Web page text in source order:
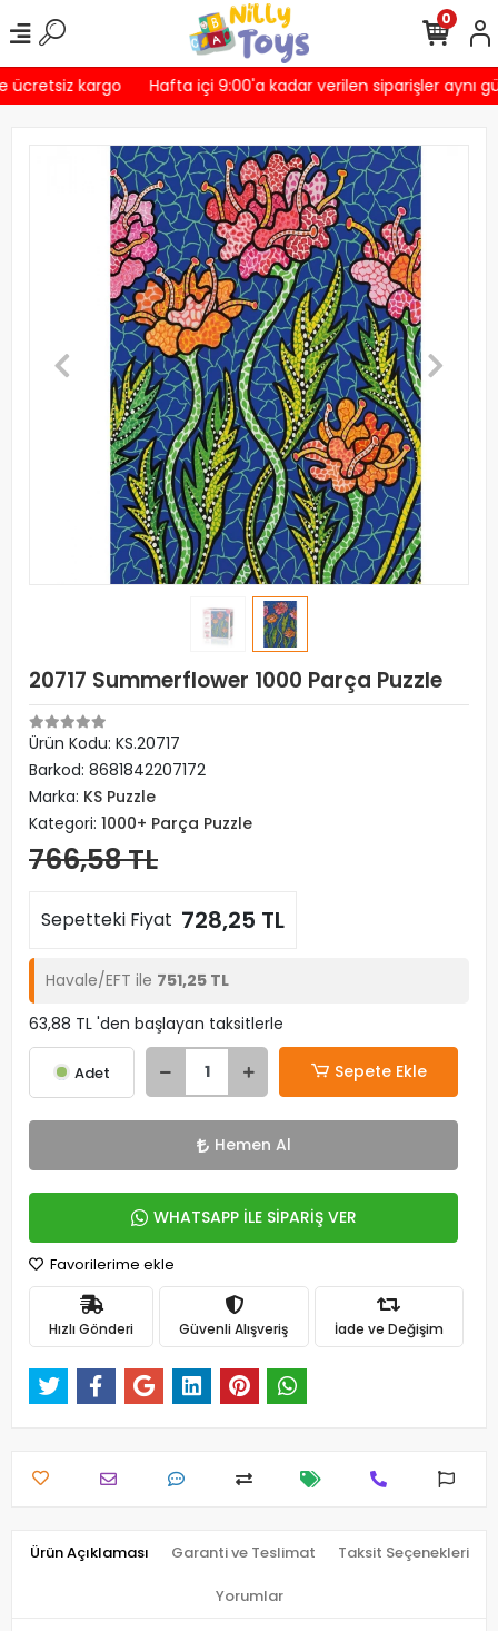
ücretsiz kargo Hafta içi 9:00'a kadar verilen siparişler aynı
0
20717 Summerflower 1000 Parça Puzzle
Ürün Kodu: KS.20717
Barkod: 8681842207172
Marka: KS Puzzle
Kategori: 1000+ Parça Puzzle
766,58 TL
Sepetteki Fiyat 728,25 TL
Havale/EFT ile 751,25 TL
63,88 TL 'den başlayan taksitlerle
Adet Sepete Ekle
Hemen Al
WHATSAPP İLE SİPARİŞ VER
Favorilerime ekle
Hızlı Gönderi Güvenli Alışveriş İade ve Değişim
Ürün Açıklaması Garanti ve Teslimat Taksit Seçenekleri
Yorumlar